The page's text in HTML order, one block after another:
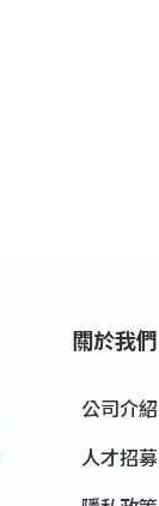
關於我們
公司介紹
人才招募